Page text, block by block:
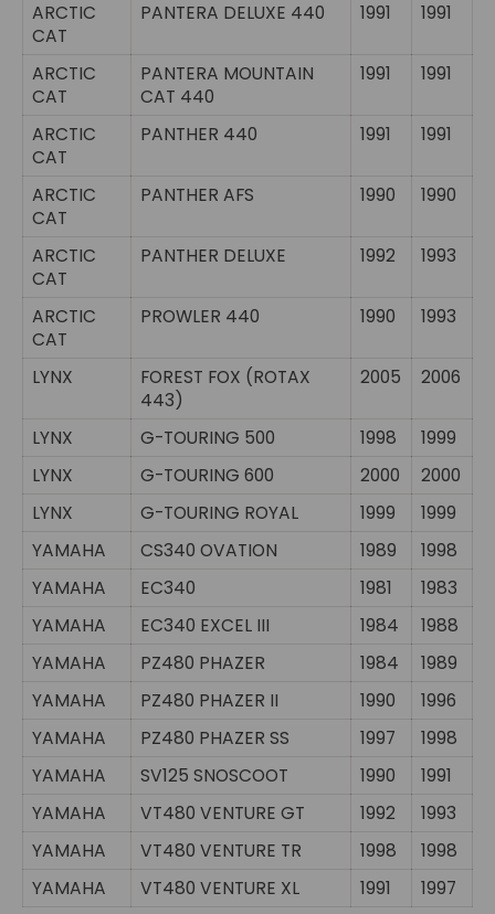
ARCTIC
CAT
PANTERA DELUXE 440 1991 1991
ARCTIC
CAT
PANTERA MOUNTAIN
CAT 440
1991 1991
ARCTIC
CAT
PANTHER 440 1991 1991
ARCTIC
CAT
PANTHER AFS 1990 1990
ARCTIC
CAT
PANTHER DELUXE 1992 1993
ARCTIC
CAT
PROWLER 440 1990 1993
LYNX
FOREST FOX (ROTAX
443)
2005 2006
LYNX G-TOURING 500 1998
1999
LYNX
G-TOURING 600 2000
2000
LYNX
G-TOURING ROYAL 1999
1999
YAMAHA
CS340 OVATION 1989
1998
YAMAHA
EC340 1981
1983
YAMAHA
EC340 EXCEL III 1984
1988
YAMAHA
PZ480 PHAZER 1984
1989
YAMAHA
PZ480 PHAZER II 1990
1996
YAMAHA
PZ480 PHAZER SS 1997
1998
YAMAHA
SV125 SNOSCOOT 1990
1991
YAMAHA
VT480 VENTURE GT 1992
1993
YAMAHA
VT480 VENTURE TR 1998
1998
YAMAHA
VT480 VENTURE XL 1991 1997